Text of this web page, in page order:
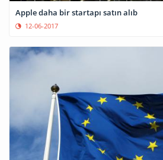
Apple daha bir startapı satın alıb
12-06-2017